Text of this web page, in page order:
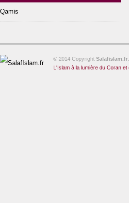
Qamis
© 2014 Copyright Salafislam.fr
L'Islam à la lumière du Coran et